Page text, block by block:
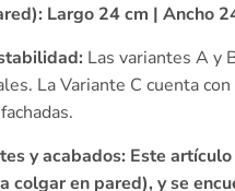
Largo 24 cm | Ancho
Las variantes A y
La Variante C cuenta
y acabados: Este
colgar en pared), y se